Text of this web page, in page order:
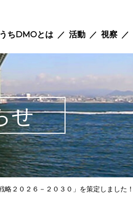
ちDMOとは 活動 視察
せ
２０２６－２０３０」を策定しました！